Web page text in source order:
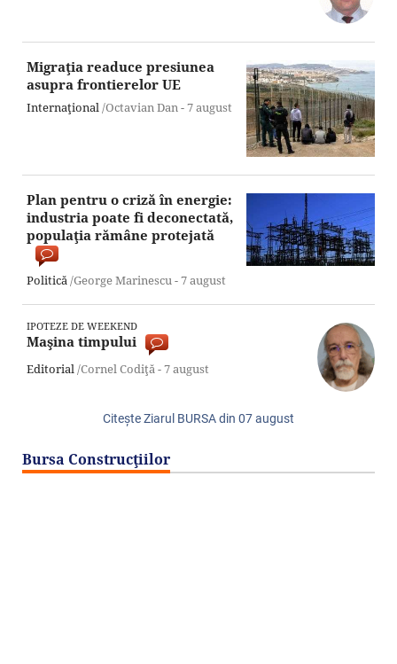
Migraţia readuce presiunea
asupra frontierelor UE
Internaţional/Octavian Dan -7 august
Plan pentru o criză în energie:
industria poate fi deconectată,
populaţia rămâne protejată
Politică/George Marinescu -7 august
IPOTEZE DE WEEKEND
Maşina timpului
Editorial/Cornel Codiţă -7 august
Citeşte Ziarul BURSA din 07 august
Bursa Construcţiilor